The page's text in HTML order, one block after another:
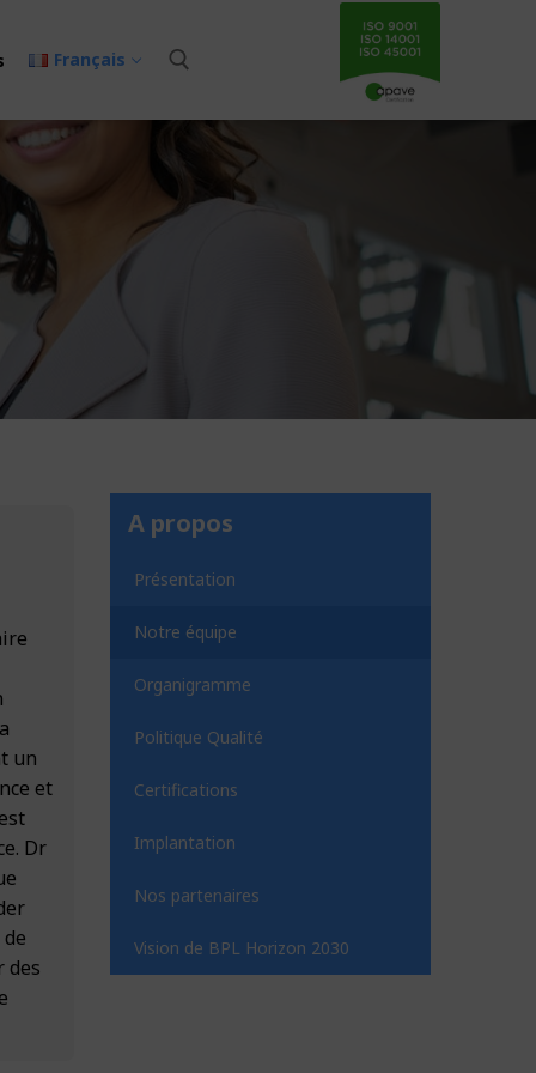
Français
un
et
Dr
des
A propos
Présentation
Notre équipe
Organigramme
Politique Qualité
Certifications
Implantation
Nos partenaires
Vision de BPL Horizon 2030